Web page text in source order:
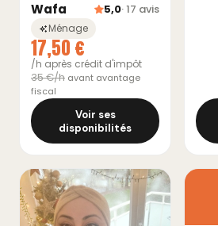
Wafa 5,0· 17 avis
Ménage
17,50 €
/h après crédit d'impôt
35 €/h avant avantage
fiscal
Voir ses
disponibilités